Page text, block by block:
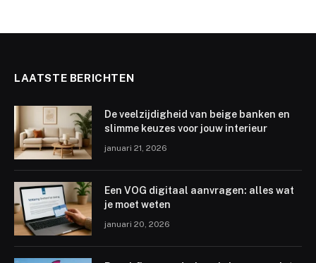
LAATSTE BERICHTEN
De veelzijdigheid van beige banken en
slimme keuzes voor jouw interieur
januari 21, 2026
Een VOG digitaal aanvragen: alles wat
je moet weten
januari 20, 2026